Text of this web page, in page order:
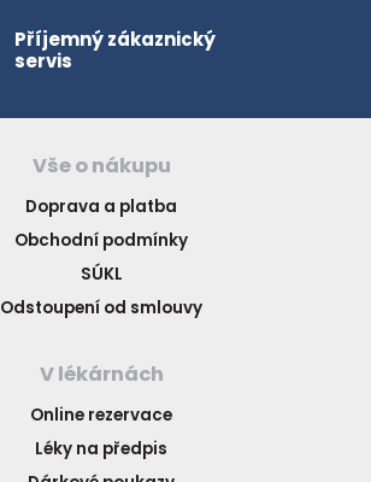
Příjemný zákaznický
servis
Vše o nákupu
Doprava a platba
Obchodní podmínky
SÚKL
Odstoupení od smlouvy
V lékárnách
Online rezervace
Léky na předpis